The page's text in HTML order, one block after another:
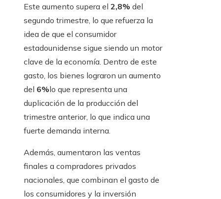
Este aumento supera el 2,8% del
segundo trimestre, lo que refuerza la
idea de que el consumidor
estadounidense sigue siendo un motor
clave de la economía. Dentro de este
gasto, los bienes lograron un aumento
del 6%lo que representa una
duplicación de la producción del
trimestre anterior, lo que indica una
fuerte demanda interna.
Además, aumentaron las ventas
finales a compradores privados
nacionales, que combinan el gasto de
los consumidores y la inversión